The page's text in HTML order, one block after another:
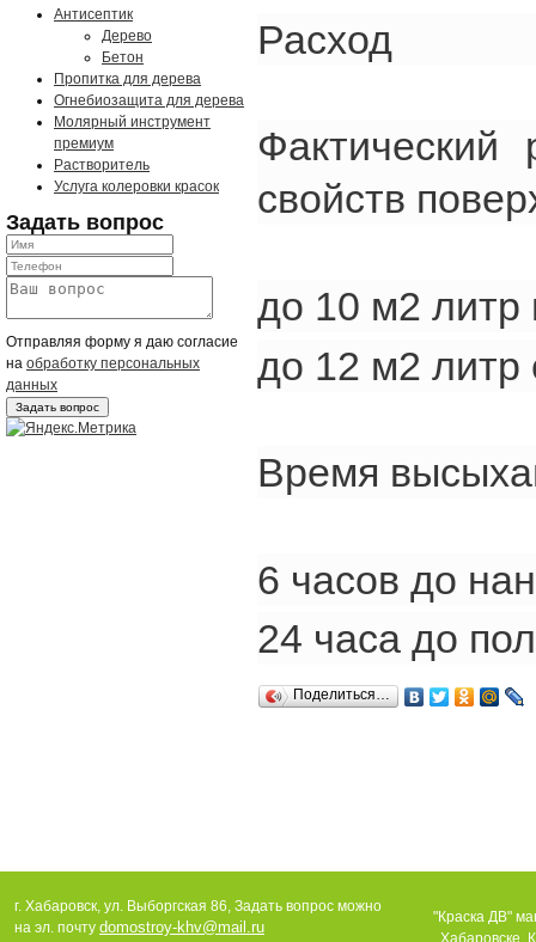
Антисептик
Дерево
Бетон
Пропитка для дерева
Огнебиозащита для дерева
Молярный инструмент
премиум
Растворитель
Услуга колеровки красок
Задать вопрос
Отправляя форму я даю согласие
на обработку персональных
данных
Расход
свойств
до 10 м2 литр
до 12 м2 литр
Время
6 часов до
24 часа до
Поделиться…
г. Хабаровск, ул. Выборгская 86, Задать вопрос можно
на эл. почту domostroy-khv@mail.ru
"Краска ДВ"
Хабаровске.